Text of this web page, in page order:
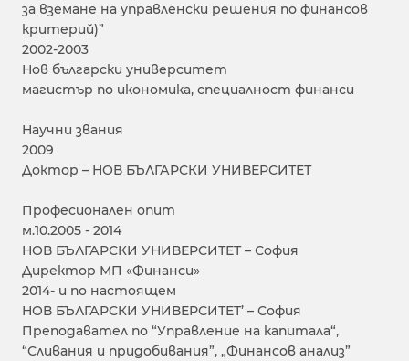
за вземане на управленски решения по финансов
критерий)”
2002-2003
Нов български университет
магистър по икономика, специалност финанси
Научни звания
2009
Доктор – НОВ БЪЛГАРСКИ УНИВЕРСИТЕТ
Професионален опит
м.10.2005 - 2014
НОВ БЪЛГАРСКИ УНИВЕРСИТЕТ – София
Директор МП «Финанси»
2014- и по настоящем
НОВ БЪЛГАРСКИ УНИВЕРСИТЕТ’ – София
Преподавател по “Управлeние на капитала“,
“Сливания и придобивания”, „Финансов анализ”